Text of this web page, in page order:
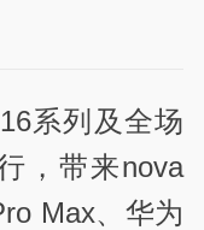
系列及全场
，带来nova
Max、华为